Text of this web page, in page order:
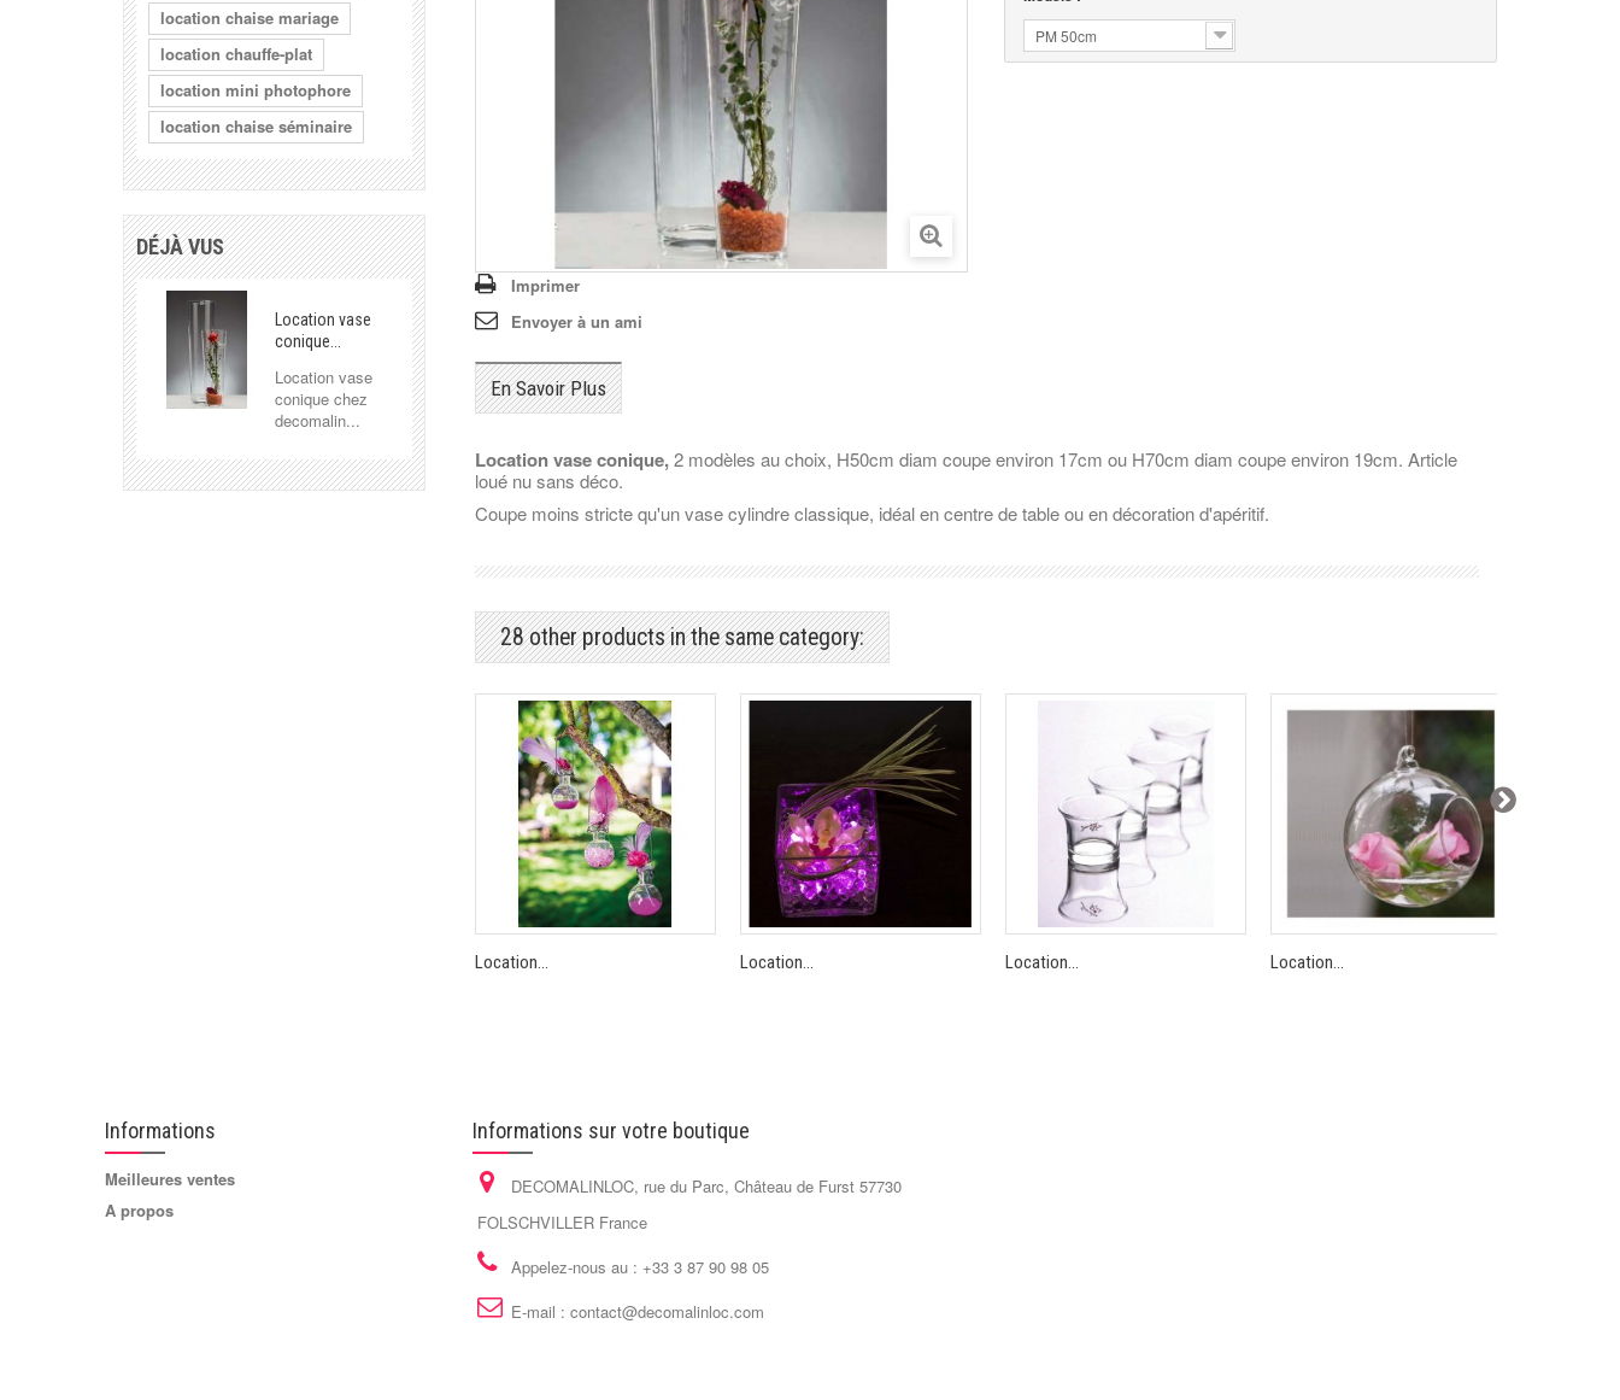
location chaise mariage
location chauffe-plat
location mini photophore
location chaise séminaire
DÉJÀ VUS
Location vase
conique...
Location vase
conique chez
decomalin...
Imprimer
Envoyer à un ami
PM 50cm
En Savoir Plus
Location vase conique,2 modèles au choix, H50cm diam coupe environ 17cm ou H70cm diam coupe environ 19cm. Article
loué nu sans déco.
Coupe moins stricte qu'un vase cylindre classique, idéal en centre de table ou en décoration d'apéritif.
28 other products in the same category:
Location... Location... Location... Location...
Informations
Meilleures ventes
A propos
Informations sur votre boutique
DECOMALINLOC, rue du Parc, Château de Furst 57730
FOLSCHVILLER France
Appelez-nous au : +33 3 87 90 98 05
E-mail : contact@decomalinloc.com